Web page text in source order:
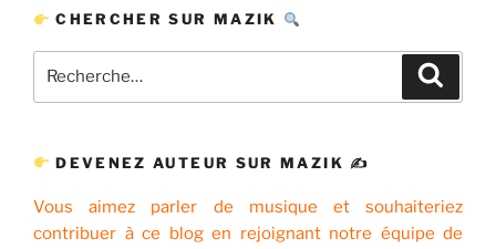
CHERCHER SUR MAZIK
pour
DEVENEZ AUTEUR SUR MAZIK ✍
Vous aimez parler de musique et souhaiteriez
contribuer à ce blog en rejoignant notre équipe de